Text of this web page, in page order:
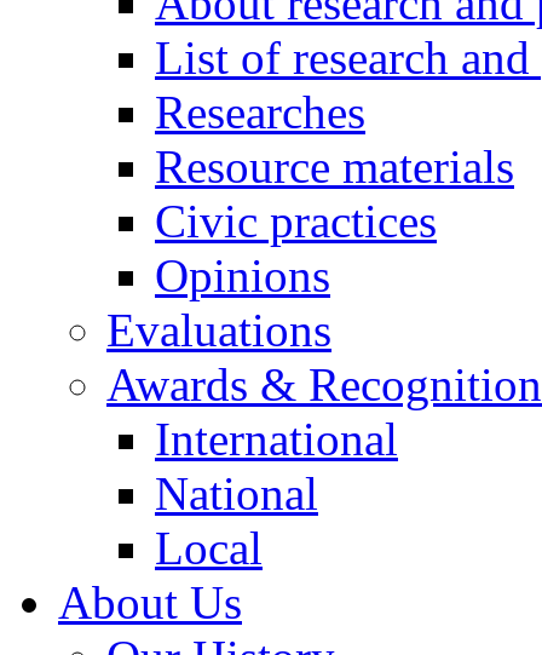
List of research
Researches
Resource materials
Civic practices
Opinions
Evaluations
Awards &
International
National
Local
About Us